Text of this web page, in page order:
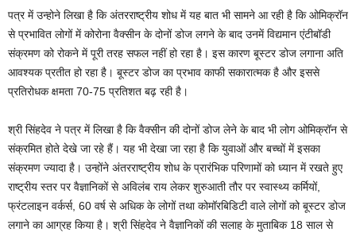
पत्र में उन्होने लिखा है कि अंतरराष्ट्रीय शोध में यह बात भी सामने आ रही है कि ओमिक्रॉन
से प्रभावित लोगों में कोरोना वैक्सीन के दोनों डोज लगने के बाद उनमें विद्यमान एंटीबॉडी
संक्रमण को रोकने में पूरी तरह सफल नहीं हो रहा है। इस कारण बूस्टर डोज लगाना अति
आवश्यक प्रतीत हो रहा है। बूस्टर डोज का प्रभाव काफी सकारात्मक है और इससे
प्रतिरोधक क्षमता 70-75 प्रतिशत बढ़ रही है।
श्री सिंहदेव ने पत्र में लिखा है कि वैक्सीन की दोनों डोज लेने के बाद भी लोग ओमिक्रॉन से
संक्रमित होते देखे जा रहे हैं। यह भी देखा जा रहा है कि युवाओं और बच्चों में इसका
संक्रमण ज्यादा है। उन्होंने अंतरराष्ट्रीय शोध के प्रारंभिक परिणामों को ध्यान में रखते हुए
राष्ट्रीय स्तर पर वैज्ञानिकों से अविलंब राय लेकर शुरुआती तौर पर स्वास्थ्य कर्मियों,
फ्रंटलाइन वर्कर्स, 60 वर्ष से अधिक के लोगों तथा कोमॉरबिडिटी वाले लोगों को बूस्टर डोज
लगाने का आग्रह किया है। श्री सिंहदेव ने वैज्ञानिकों की सलाह के मुताबिक 18 साल से